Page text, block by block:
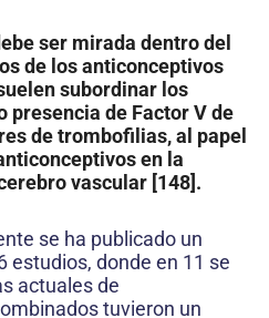
ser mirada dentro del
de los anticonceptivos
subordinar los
presencia de Factor V de
de trombofilias, al papel
en la
vascular [148].
se ha publicado un
estudios, donde en 11 se
actuales de
tuvieron un